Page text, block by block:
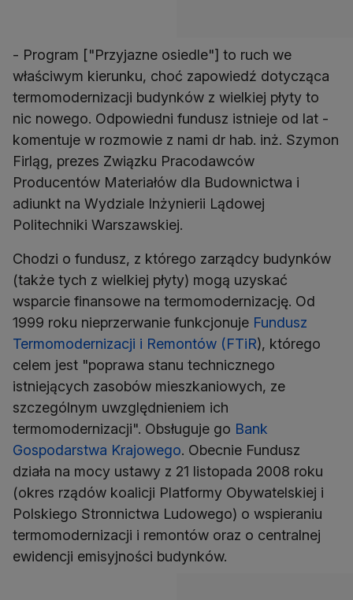
- Program ["Przyjazne osiedle"] to ruch we
właściwym kierunku, choć zapowiedź dotycząca
termomodernizacji budynków z wielkiej płyty to
nic nowego. Odpowiedni fundusz istnieje od lat -
komentuje w rozmowie z nami dr hab. inż. Szymon
Firląg, prezes Związku Pracodawców
Producentów Materiałów dla Budownictwa i
adiunkt na Wydziale Inżynierii Lądowej
Politechniki Warszawskiej.
Chodzi o fundusz, z którego zarządcy budynków
(także tych z wielkiej płyty) mogą uzyskać
wsparcie finansowe na termomodernizację. Od
1999 roku nieprzerwanie funkcjonuje Fundusz
Termomodernizacji i Remontów (FTiR), którego
celem jest "poprawa stanu technicznego
istniejących zasobów mieszkaniowych, ze
szczególnym uwzględnieniem ich
termomodernizacji". Obsługuje go Bank
Gospodarstwa Krajowego. Obecnie Fundusz
działa na mocy ustawy z 21 listopada 2008 roku
(okres rządów koalicji Platformy Obywatelskiej i
Polskiego Stronnictwa Ludowego) o wspieraniu
termomodernizacji i remontów oraz o centralnej
ewidencji emisyjności budynków.